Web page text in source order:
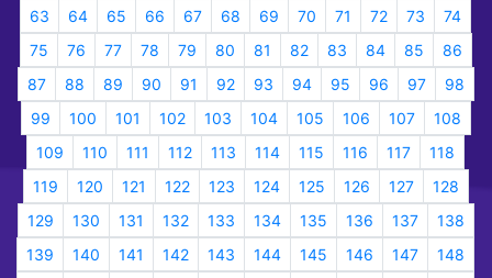
63
64 65 66 67 68 69 70 71 72 73
74
75
76 77 78 79 80 81 82 83 84 85
86
87
88 89 90 91 92 93 94 95 96 97
98
99
100 101 102 103 104 105 106 107
108
109
110 111 112 113 114 115 116 117
118
119
120 121 122 123 124 125 126 127
128
129
130 131 132 133 134 135 136 137
138
139
140 141 142 143 144 145 146 147 148